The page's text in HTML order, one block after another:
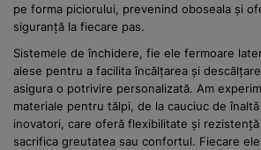
pe forma piciorului, prevenind oboseala și
siguranță la fiecare pas.
Sistemele de închidere, fie ele fermoare
alese pentru a facilita încălțarea și
asigura o potrivire personalizată. Am
materiale pentru tălpi, de la cauciuc de
inovatori, care oferă flexibilitate și
sacrifica greutatea sau confortul. Fiecare